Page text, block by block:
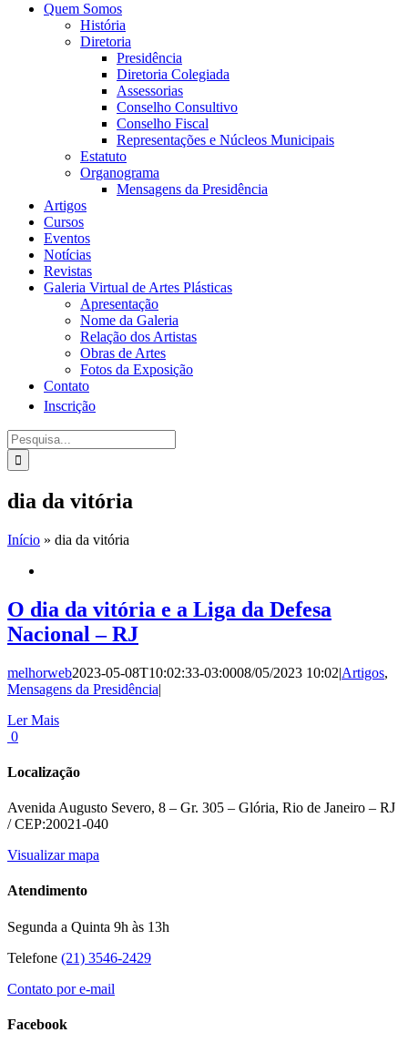
Quem Somos
História
Diretoria
Presidência
Diretoria Colegiada
Assessorias
Conselho Consultivo
Conselho Fiscal
Representações e Núcleos Municipais
Estatuto
Organograma
Mensagens da Presidência
Artigos
Cursos
Eventos
Notícias
Revistas
Galeria Virtual de Artes Plásticas
Apresentação
Nome da Galeria
Relação dos Artistas
Obras de Artes
Fotos da Exposição
Contato
Inscrição
Procurar
por:
dia da vitória
Início » dia da vitória
O dia da vitória e a Liga da Defesa
Nacional – RJ
melhorweb2023-05-08T10:02:33-03:0008/05/2023 10:02|Artigos,
Mensagens da Presidência|
Ler Mais
0
Localização
Avenida Augusto Severo, 8 – Gr. 305 – Glória, Rio de Janeiro – RJ
/ CEP:20021-040
Visualizar mapa
Atendimento
Segunda a Quinta 9h às 13h
Telefone (21) 3546-2429
Contato por e-mail
Facebook